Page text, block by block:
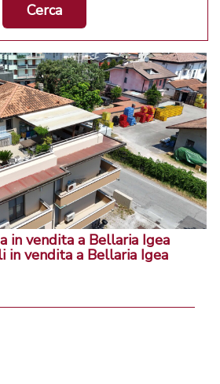
Cerca
in vendita a Bellaria Igea
in vendita a Bellaria Igea